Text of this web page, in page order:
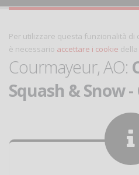
Per utilizzare questa funzionalità di
è necessario accettare i cookie
Courmayeur, AO:
Squash & Snow